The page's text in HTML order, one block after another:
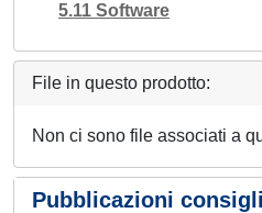
5.11 Software
File in questo prodotto:
Non ci sono file associati a
Pubblicazioni